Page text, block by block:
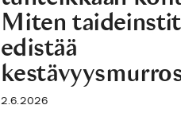
Miten
edistää
2.6.2026